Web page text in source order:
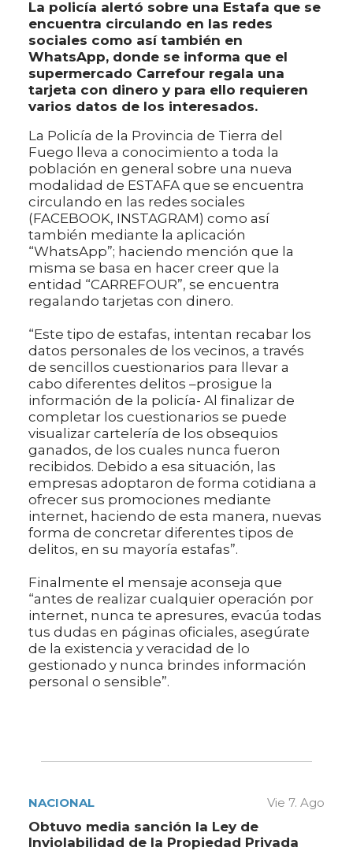
La policía alertó sobre una Estafa que se
encuentra circulando en las redes
sociales como así también en
WhatsApp, donde se informa que el
supermercado Carrefour regala una
tarjeta con dinero y para ello requieren
varios datos de los interesados.
La Policía de la Provincia de Tierra del
Fuego lleva a conocimiento a toda la
población en general sobre una nueva
modalidad de ESTAFA que se encuentra
circulando en las redes sociales
(FACEBOOK, INSTAGRAM) como así
también mediante la aplicación
“WhatsApp”; haciendo mención que la
misma se basa en hacer creer que la
entidad “CARREFOUR”, se encuentra
regalando tarjetas con dinero.
“Este tipo de estafas, intentan recabar los
datos personales de los vecinos, a través
de sencillos cuestionarios para llevar a
cabo diferentes delitos –prosigue la
información de la policía- Al finalizar de
completar los cuestionarios se puede
visualizar cartelería de los obsequios
ganados, de los cuales nunca fueron
recibidos. Debido a esa situación, las
empresas adoptaron de forma cotidiana a
ofrecer sus promociones mediante
internet, haciendo de esta manera, nuevas
forma de concretar diferentes tipos de
delitos, en su mayoría estafas”.
Finalmente el mensaje aconseja que
“antes de realizar cualquier operación por
internet, nunca te apresures, evacúa todas
tus dudas en páginas oficiales, asegúrate
de la existencia y veracidad de lo
gestionado y nunca brindes información
personal o sensible”.
NACIONAL Vie 7. Ago
Obtuvo media sanción la Ley de
Inviolabilidad de la Propiedad Privada